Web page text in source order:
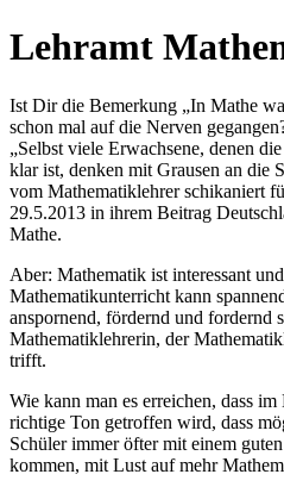
Lehramt
Ist Dir die Bemerkung „In Mathe
schon mal auf die Nerven
„Selbst viele Erwachsene, denen
klar ist, denken mit Grausen an die
vom Mathematiklehrer schikaniert
29.5.2013 in ihrem Beitrag
Mathe.
Aber: Mathematik ist interessant
Mathematikunterricht kann
anspornend, fördernd und fordernd
Mathematiklehrerin, der
trifft.
Wie kann man es erreichen, dass
richtige Ton getroffen wird, dass
Schüler immer öfter mit einem
kommen, mit Lust auf mehr